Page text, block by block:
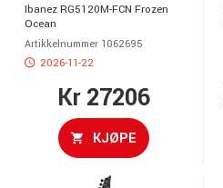
Ibanez RG5120M-FCN Frozen
Ocean
Artikkelnummer 1062695
2026-11-22
Kr 27206
KJØPE